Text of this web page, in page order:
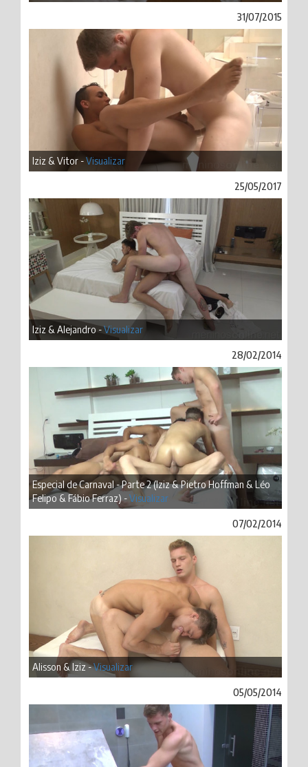
31/07/2015
Iziz & Vitor -Visualizar
25/05/2017
Iziz & Alejandro -Visualizar
28/02/2014
Especial de Carnaval - Parte 2 (Iziz & Pietro Hoffman & Léo
Felipo & Fábio Ferraz) -Visualizar
07/02/2014
Alisson & Iziz -Visualizar
05/05/2014